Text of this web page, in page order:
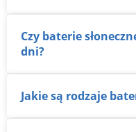
Czy baterie słoneczne działają w pochmurne
dni?
Jakie są rodzaje